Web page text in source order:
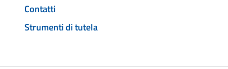
Contatti
Strumenti di tutela